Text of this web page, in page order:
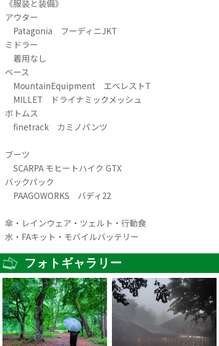
《服装と装備》
アウター
Patagonia フーディニJKT
ミドラー
着用なし
ベース
MountainEquipment エベレストT
MILLET ドライナミックメッシュ
ボトムス
finetrack カミノパンツ
ブーツ
SCARPA モヒートハイク GTX
バックパック
PAAGOWORKS バディ22
傘・レインウェア・ツェルト・行動食
水・FAキット・モバイルバッテリー
フォトギャラリー